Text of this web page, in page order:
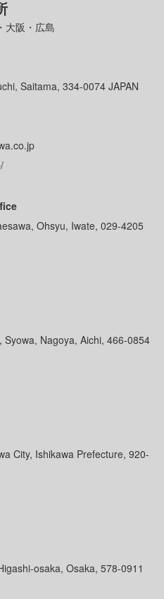
大阪・広島
Saitama, 334-0074 JAPAN
Ohsyu, Iwate, 029-4205
Nagoya, Aichi, 466-0854
City, Ishikawa Prefecture, 920-
osaka, Osaka, 578-0911